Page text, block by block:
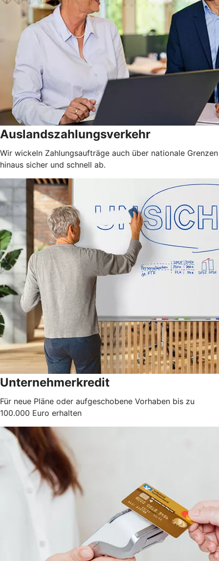
Auslandszahlungsverkehr
Wir wickeln Zahlungsaufträge auch über nationale Grenzen
hinaus sicher und schnell ab.
Unternehmerkredit
Für neue Pläne oder aufgeschobene Vorhaben bis zu
100.000 Euro erhalten